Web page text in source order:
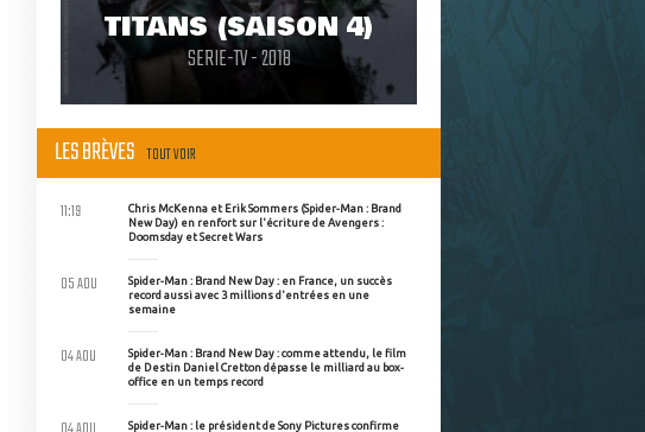
TITANS (SAISON 4)
SERIE-TV - 2018
LES BRÈVES TOUT VOIR
Chris McKenna et Erik Sommers (Spider-Man : Brand
New Day) en renfort sur l'écriture de Avengers :
Doomsday et Secret Wars
11:19
Spider-Man : Brand New Day : en France, un succès
record aussi avec 3 millions d'entrées en une
semaine
05 AOU
Spider-Man : Brand New Day : comme attendu, le film
de Destin Daniel Cretton dépasse le milliard au box-
office en un temps record
04 AOU
Spider-Man : le président de Sony Pictures confirme